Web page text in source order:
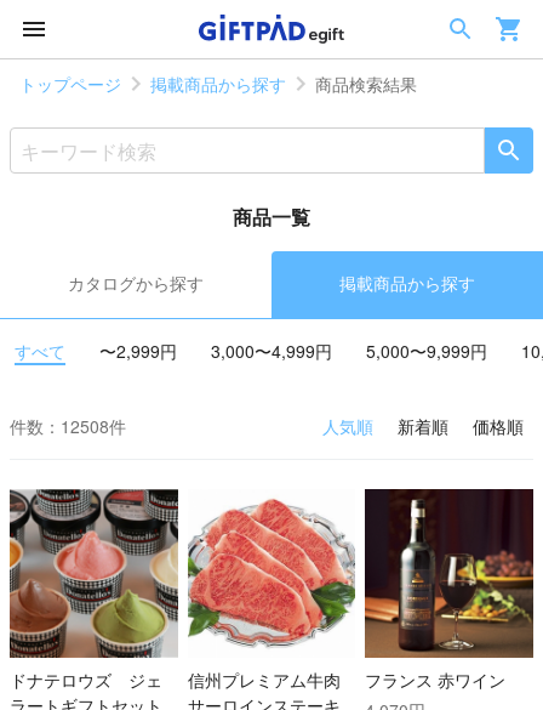
トップページ 掲載商品から探す 商品検索結果
商品一覧
カタログから探す 掲載商品から探す
すべて 〜2,999円 3,000〜4,999円 5,000〜9,999円
件数：12508件 人気順 新着順 価格順
ドナテロウズ ジェ
ラートギフトセット
信州プレミアム牛肉
サーロインステーキ
フランス 赤ワイン